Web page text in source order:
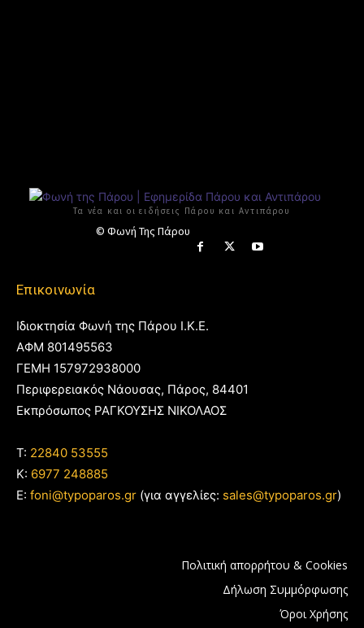
Τα νέα και οι ειδήσεις Πάρου και Αντιπάρου
© Φωνή Της Πάρου
Επικοινωνία
Ιδιοκτησία Φωνή της Πάρου Ι.Κ.Ε.
ΑΦΜ 801495563
ΓΕΜΗ 157972938000
Περιφερειακός Νάουσας, Πάρος, 84401
Εκπρόσωπος ΡΑΓΚΟΥΣΗΣ ΝΙΚΟΛΑΟΣ
T: 22840 53555
Κ: 6977 248885
E: foni@typoparos.gr (για αγγελίες: sales@typoparos.gr)
Πολιτική απορρήτου & Cookies
Δήλωση Συμμόρφωσης
Όροι Χρήσης